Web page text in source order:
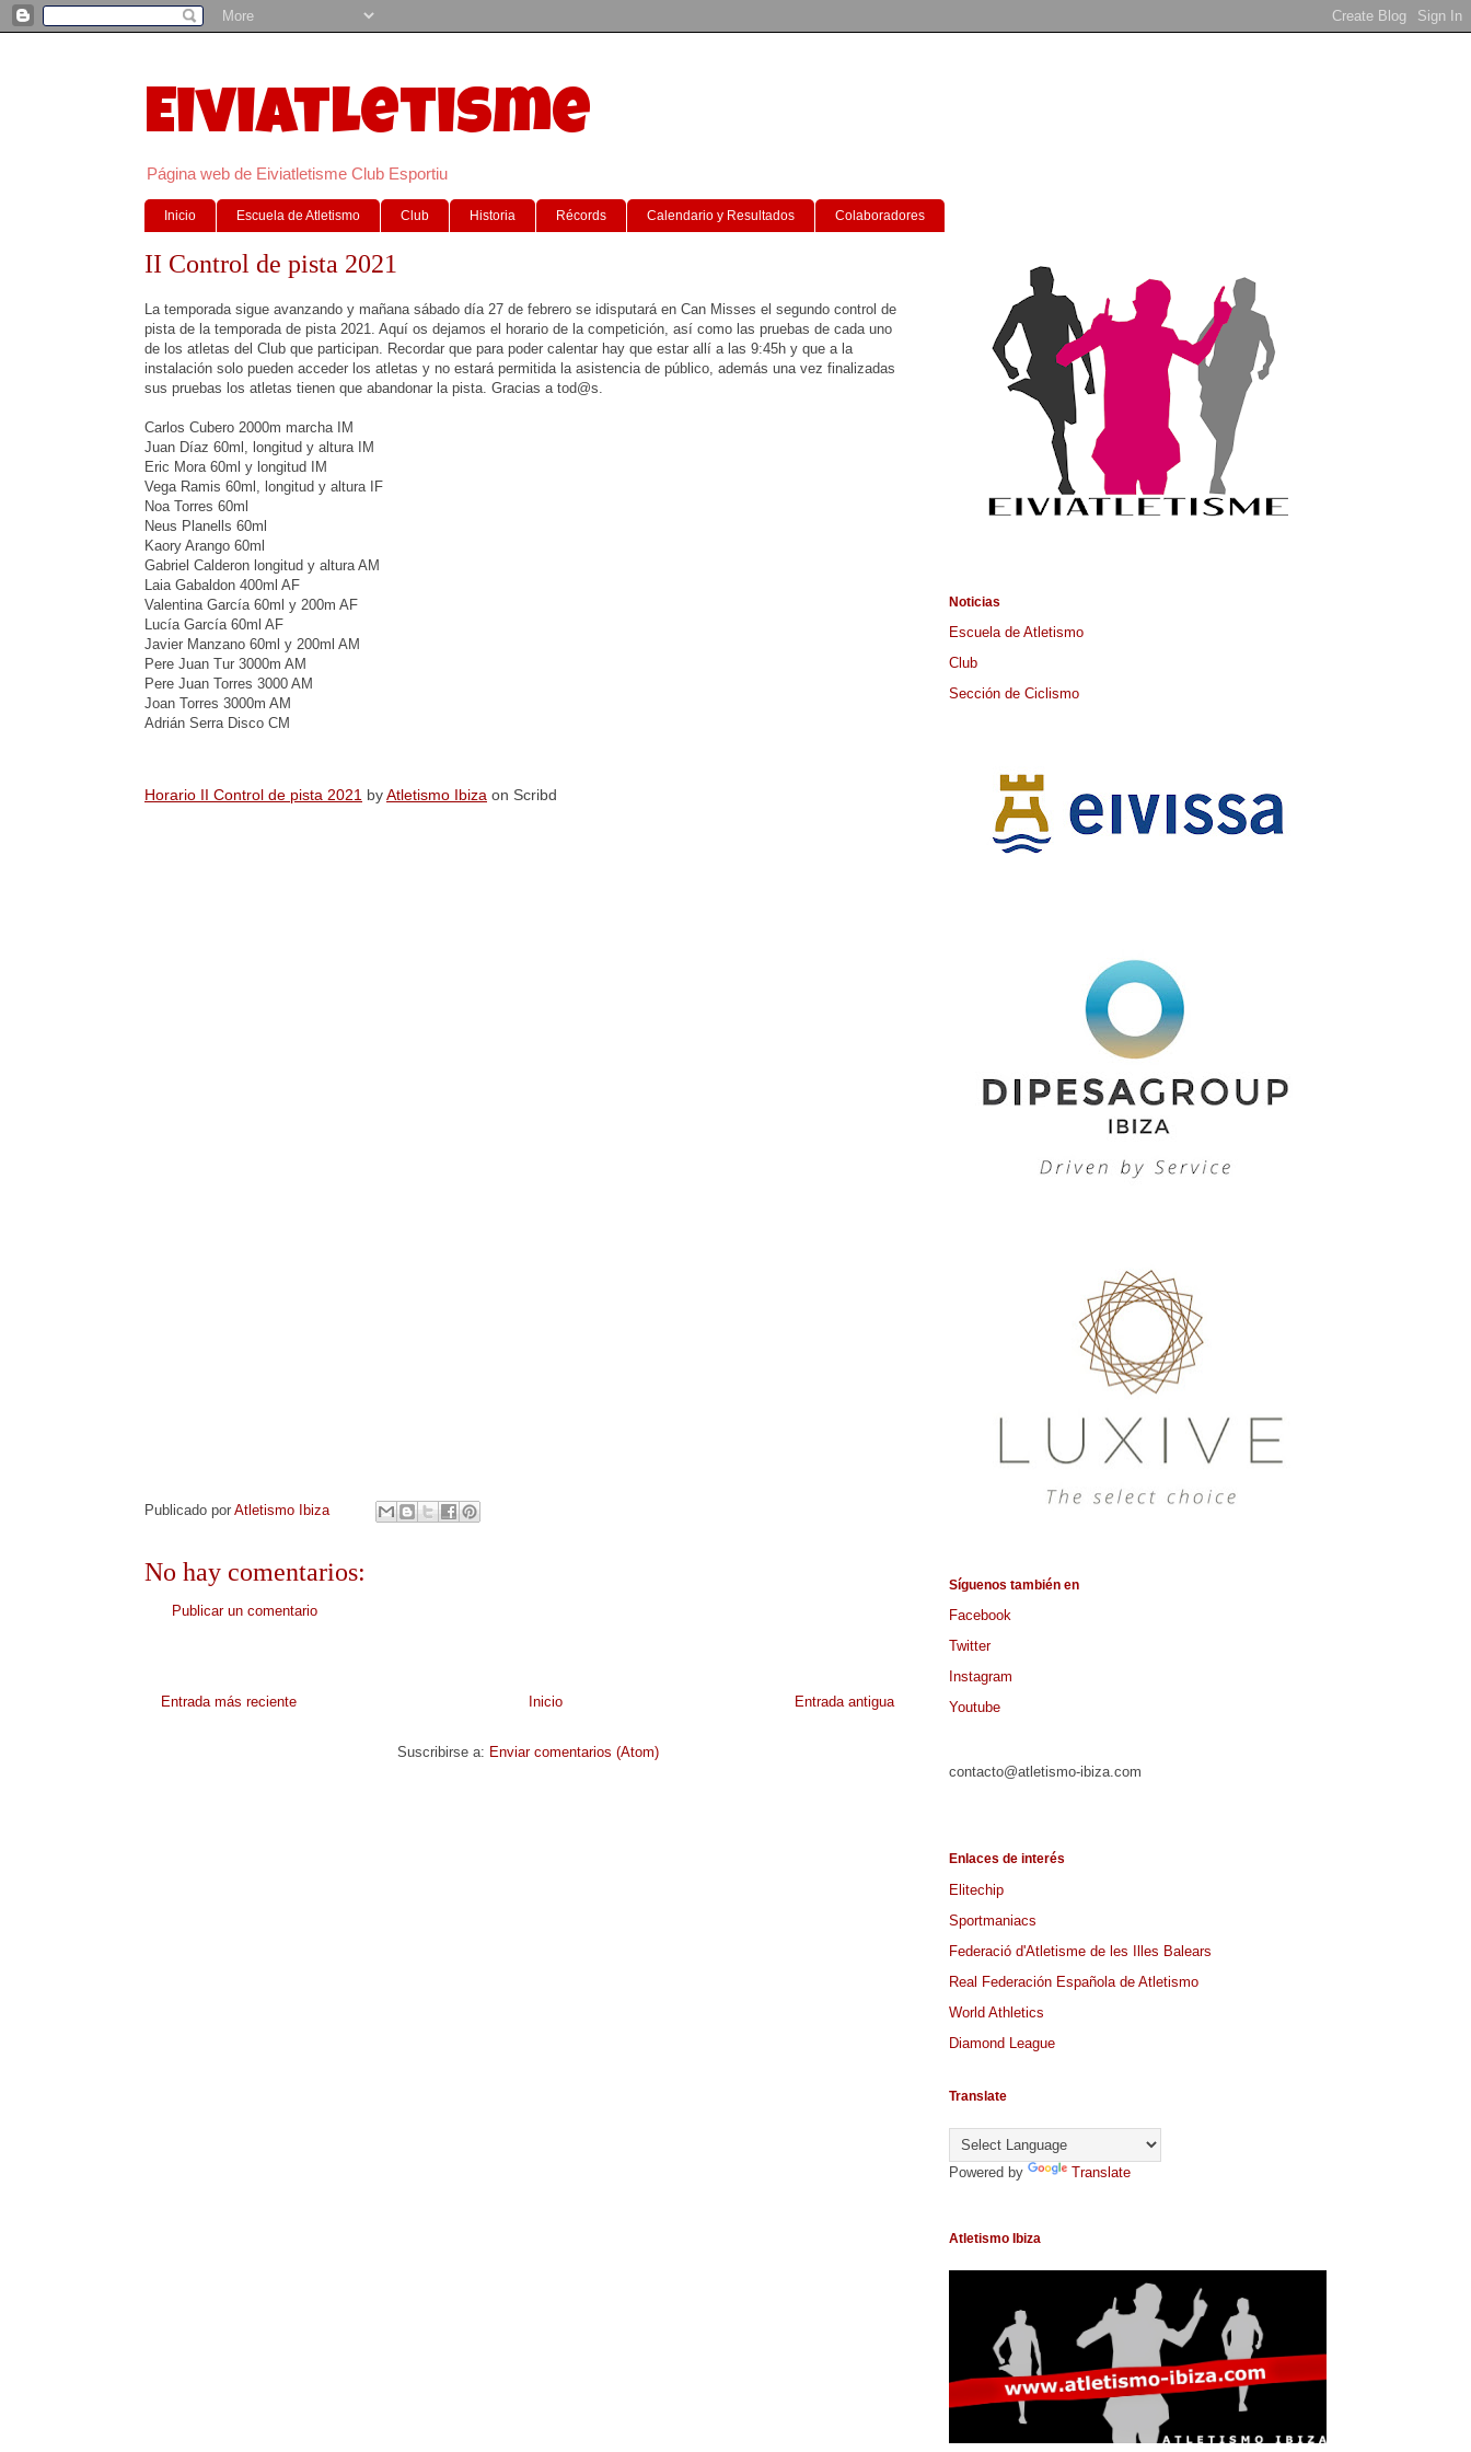
Eiviatletisme
Página web de Eiviatletisme Club Esportiu
Inicio Escuela de Atletismo Club Historia Récords Calendario y Resultados Colaboradores
II Control de pista 2021
La temporada sigue avanzando y mañana sábado día 27 de febrero se idisputará en Can Misses el segundo control de
pista de la temporada de pista 2021. Aquí os dejamos el horario de la competición, así como las pruebas de cada uno
de los atletas del Club que participan. Recordar que para poder calentar hay que estar allí a las 9:45h y que a la
instalación solo pueden acceder los atletas y no estará permitida la asistencia de público, además una vez finalizadas
sus pruebas los atletas tienen que abandonar la pista. Gracias a tod@s.
Carlos Cubero 2000m marcha IM
Juan Díaz 60ml, longitud y altura IM
Eric Mora 60ml y longitud IM
Vega Ramis 60ml, longitud y altura IF
Noa Torres 60ml
Neus Planells 60ml
Kaory Arango 60ml
Gabriel Calderon longitud y altura AM
Laia Gabaldon 400ml AF
Valentina García 60ml y 200m AF
Lucía García 60ml AF
Javier Manzano 60ml y 200ml AM
Pere Juan Tur 3000m AM
Pere Juan Torres 3000 AM
Joan Torres 3000m AM
Adrián Serra Disco CM
Horario II Control de pista 2021 byAtletismo Ibiza on Scribd
Publicado por Atletismo Ibiza
No hay comentarios:
Publicar un comentario
Entrada más reciente Entrada antigua
Inicio
Suscribirse a: Enviar comentarios (Atom)
Noticias
Escuela de Atletismo
Club
Sección de Ciclismo
Síguenos también en
Facebook
Twitter
Instagram
Youtube
contacto@atletismo-ibiza.com
Enlaces de interés
Elitechip
Sportmaniacs
Federació d'Atletisme de les Illes Balears
Real Federación Española de Atletismo
World Athletics
Diamond League
Translate
Powered by Translate
Atletismo Ibiza